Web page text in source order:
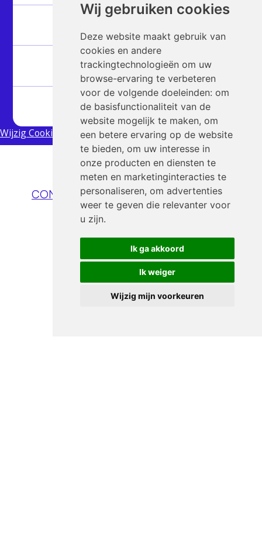
Wij gebruiken cookies
Deze website maakt gebruik van
cookies en andere
trackingtechnologieën om uw
browse-ervaring te verbeteren
voor de volgende doeleinden: om
de basisfunctionaliteit van de
website mogelijk te maken, om
een betere ervaring op de website
te bieden, om uw interesse in
onze producten en diensten te
meten en marketinginteracties te
personaliseren, om advertenties
weer te geven die relevanter voor
u zijn.
Ik ga akkoord
Ik weiger
Wijzig mijn voorkeuren
Partners
Artikelen
Wijzig Cookies
Nog vragen?
CONTACT@QUANTUMEDUCATION.NL